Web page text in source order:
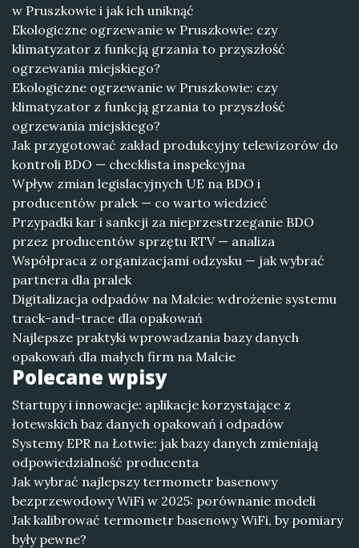
w Pruszkowie i jak ich uniknąć
Ekologiczne ogrzewanie w Pruszkowie: czy
klimatyzator z funkcją grzania to przyszłość
ogrzewania miejskiego?
Ekologiczne ogrzewanie w Pruszkowie: czy
klimatyzator z funkcją grzania to przyszłość
ogrzewania miejskiego?
Jak przygotować zakład produkcyjny telewizorów do
kontroli BDO — checklista inspekcyjna
Wpływ zmian legislacyjnych UE na BDO i
producentów pralek — co warto wiedzieć
Przypadki kar i sankcji za nieprzestrzeganie BDO
przez producentów sprzętu RTV — analiza
Współpraca z organizacjami odzysku — jak wybrać
partnera dla pralek
Digitalizacja odpadów na Malcie: wdrożenie systemu
track-and-trace dla opakowań
Najlepsze praktyki wprowadzania bazy danych
opakowań dla małych firm na Malcie
Polecane wpisy
Startupy i innowacje: aplikacje korzystające z
łotewskich baz danych opakowań i odpadów
Systemy EPR na Łotwie: jak bazy danych zmieniają
odpowiedzialność producenta
Jak wybrać najlepszy termometr basenowy
bezprzewodowy WiFi w 2025: porównanie modeli
Jak kalibrować termometr basenowy WiFi, by pomiary
były pewne?